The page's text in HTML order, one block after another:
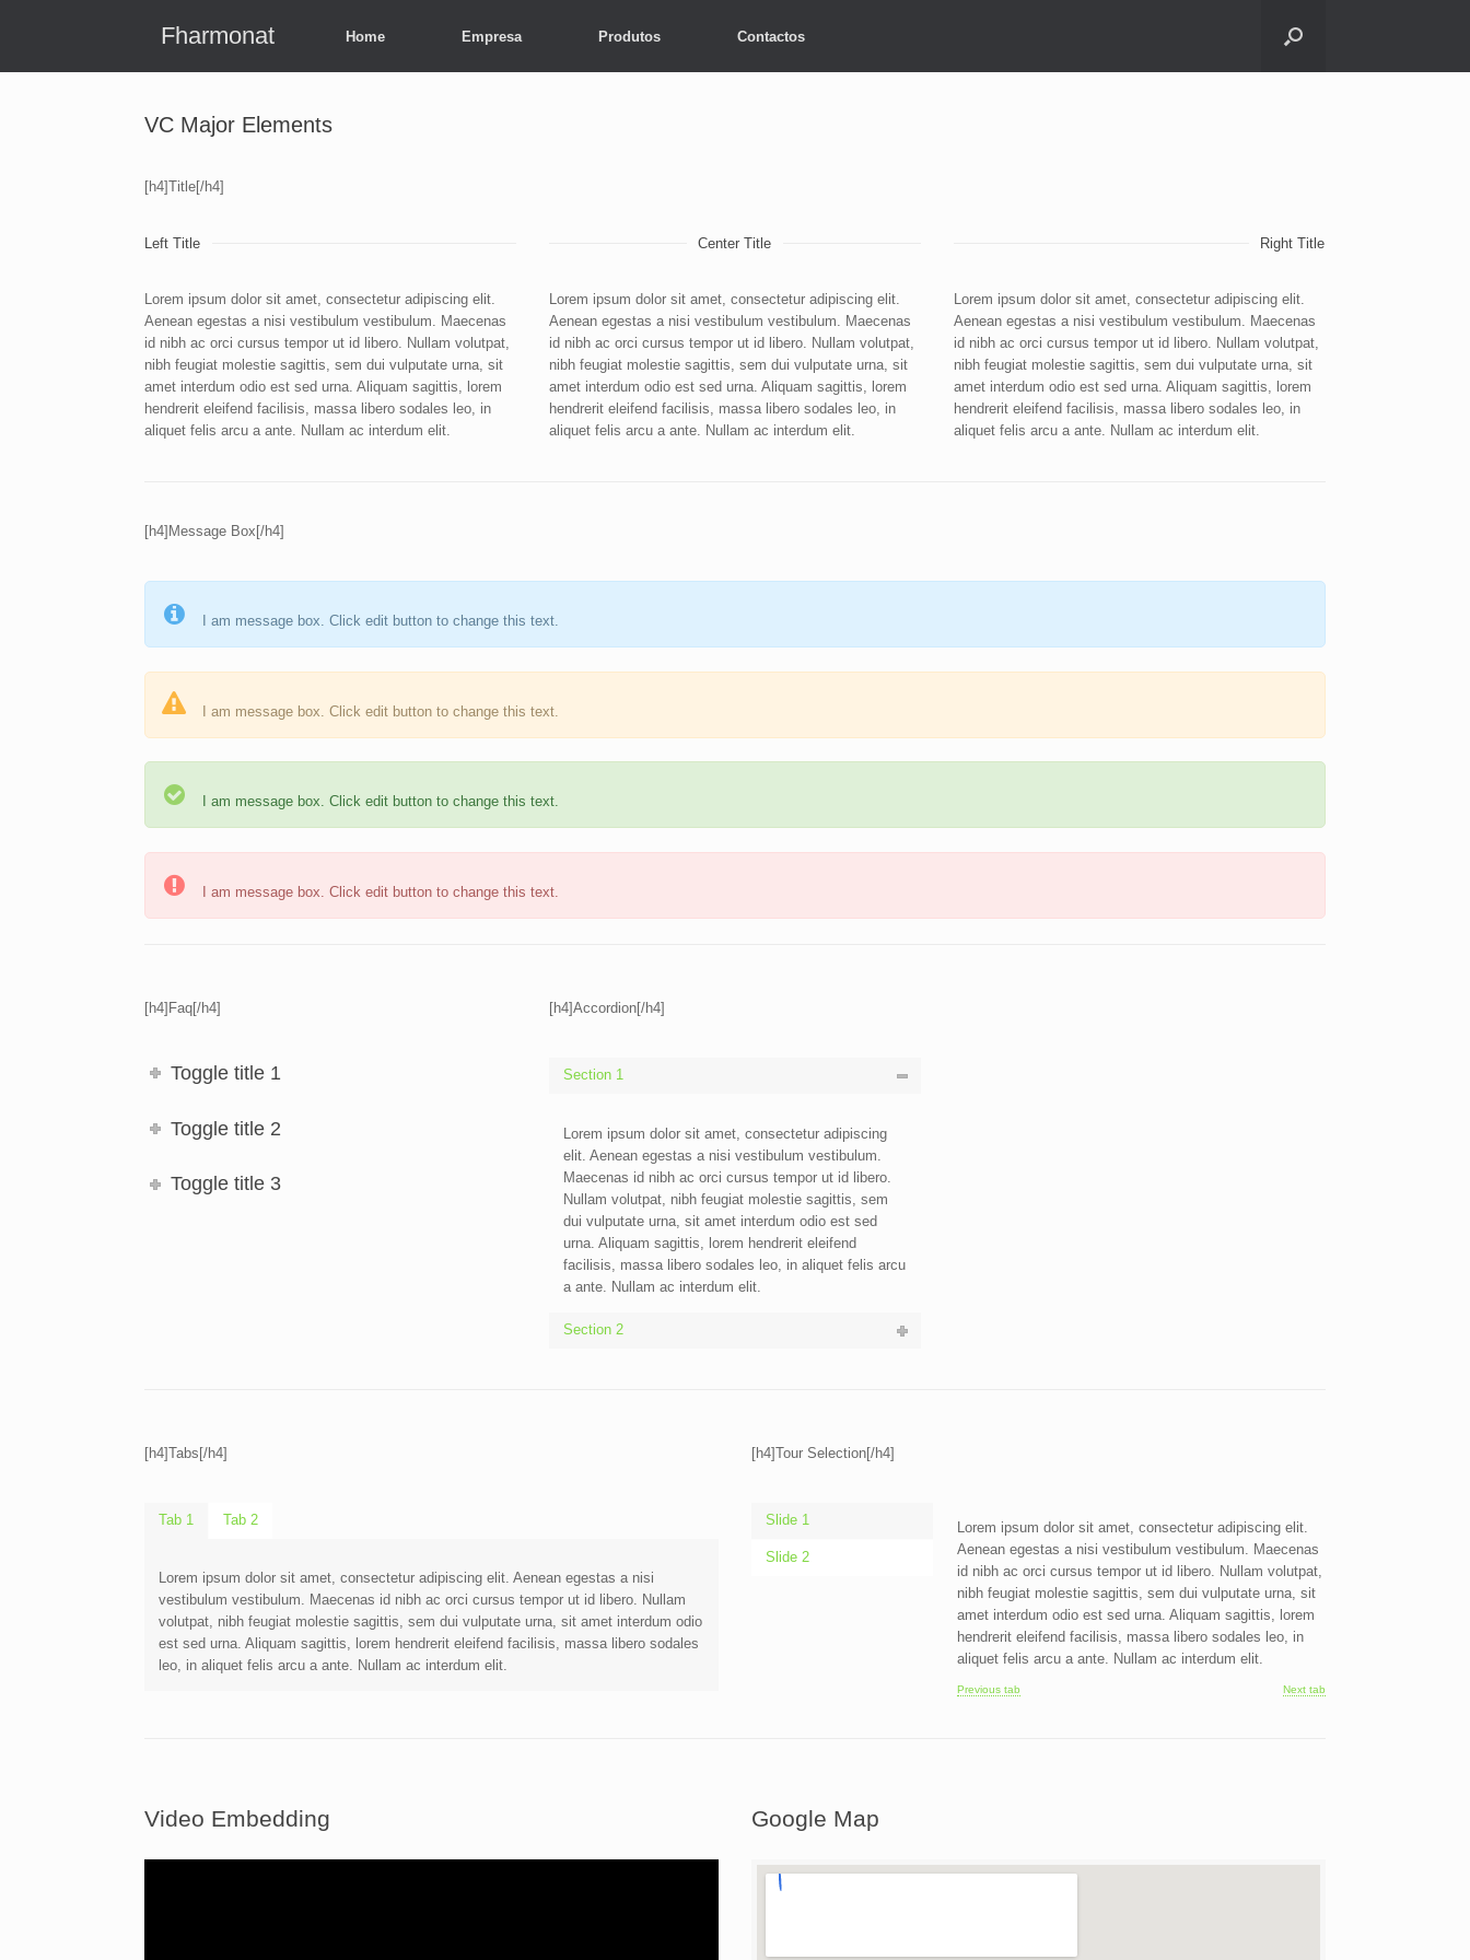
Fharmonat Home Empresa Produtos Contactos
VC Major Elements
[h4]Title[/h4]
Left Title
Lorem ipsum dolor sit amet, consectetur adipiscing elit.
Aenean egestas a nisi vestibulum vestibulum. Maecenas
id nibh ac orci cursus tempor ut id libero. Nullam volutpat,
nibh feugiat molestie sagittis, sem dui vulputate urna, sit
amet interdum odio est sed urna. Aliquam sagittis, lorem
hendrerit eleifend facilisis, massa libero sodales leo, in
aliquet felis arcu a ante. Nullam ac interdum elit.
Center Title
Lorem ipsum dolor sit amet, consectetur adipiscing elit.
Aenean egestas a nisi vestibulum vestibulum. Maecenas
id nibh ac orci cursus tempor ut id libero. Nullam volutpat,
nibh feugiat molestie sagittis, sem dui vulputate urna, sit
amet interdum odio est sed urna. Aliquam sagittis, lorem
hendrerit eleifend facilisis, massa libero sodales leo, in
aliquet felis arcu a ante. Nullam ac interdum elit.
Right Title
Lorem ipsum dolor sit amet, consectetur adipiscing elit.
Aenean egestas a nisi vestibulum vestibulum. Maecenas
id nibh ac orci cursus tempor ut id libero. Nullam volutpat,
nibh feugiat molestie sagittis, sem dui vulputate urna, sit
amet interdum odio est sed urna. Aliquam sagittis, lorem
hendrerit eleifend facilisis, massa libero sodales leo, in
aliquet felis arcu a ante. Nullam ac interdum elit.
[h4]Message Box[/h4]
I am message box. Click edit button to change this text.
I am message box. Click edit button to change this text.
I am message box. Click edit button to change this text.
I am message box. Click edit button to change this text.
[h4]Faq[/h4]
Toggle title 1
Toggle title 2
Toggle title 3
[h4]Accordion[/h4]
Section 1
Lorem ipsum dolor sit amet, consectetur adipiscing
elit. Aenean egestas a nisi vestibulum vestibulum.
Maecenas id nibh ac orci cursus tempor ut id libero.
Nullam volutpat, nibh feugiat molestie sagittis, sem
dui vulputate urna, sit amet interdum odio est sed
urna. Aliquam sagittis, lorem hendrerit eleifend
facilisis, massa libero sodales leo, in aliquet felis arcu
a ante. Nullam ac interdum elit.
Section 2
[h4]Tabs[/h4]
Tab 1 Tab 2
Lorem ipsum dolor sit amet, consectetur adipiscing elit. Aenean egestas a nisi
vestibulum vestibulum. Maecenas id nibh ac orci cursus tempor ut id libero. Nullam
volutpat, nibh feugiat molestie sagittis, sem dui vulputate urna, sit amet interdum odio
est sed urna. Aliquam sagittis, lorem hendrerit eleifend facilisis, massa libero sodales
leo, in aliquet felis arcu a ante. Nullam ac interdum elit.
[h4]Tour Selection[/h4]
Slide 1
Slide 2
Lorem ipsum dolor sit amet, consectetur adipiscing elit.
Aenean egestas a nisi vestibulum vestibulum. Maecenas
id nibh ac orci cursus tempor ut id libero. Nullam volutpat,
nibh feugiat molestie sagittis, sem dui vulputate urna, sit
amet interdum odio est sed urna. Aliquam sagittis, lorem
hendrerit eleifend facilisis, massa libero sodales leo, in
aliquet felis arcu a ante. Nullam ac interdum elit.
Previous tab Next tab
Video Embedding Google Map